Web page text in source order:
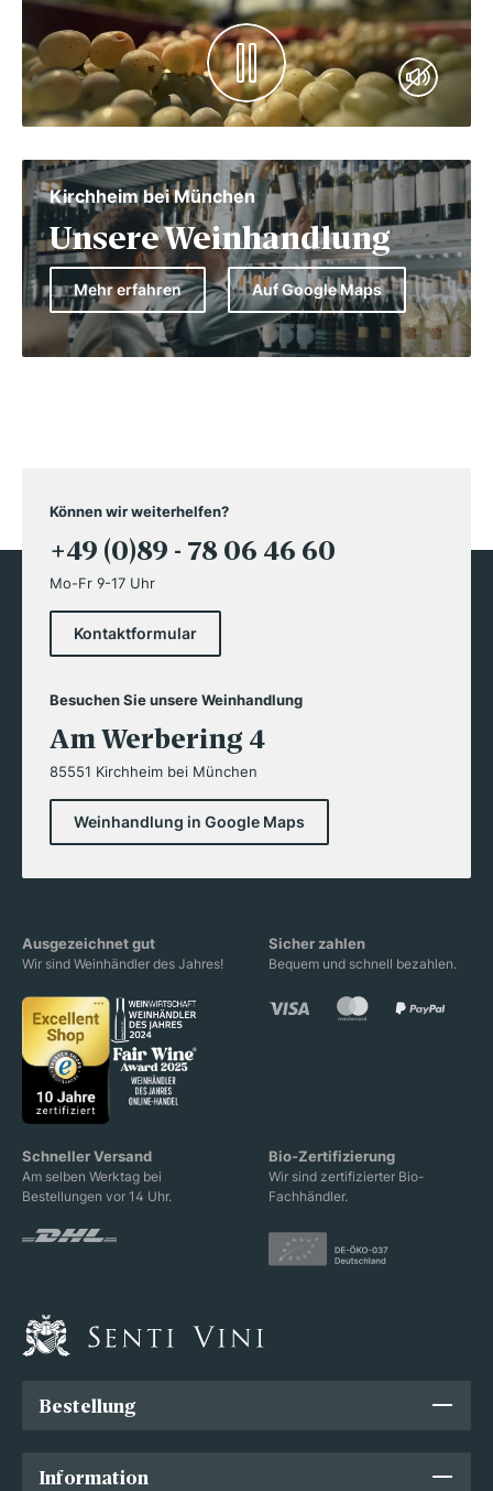
Kirchheim bei München
Unsere Weinhandlung
Mehr erfahren Auf Google Maps
Können wir weiterhelfen?
+49 (0)89 - 78 06 46 60
Mo-Fr 9-17 Uhr
Kontaktformular
Besuchen Sie unsere Weinhandlung
Am Werbering 4
85551 Kirchheim bei München
Weinhandlung in Google Maps
Ausgezeichnet gut
Wir sind Weinhändler des Jahres!
Sicher zahlen
Bequem und schnell bezahlen.
Schneller Versand
Am selben Werktag bei
Bestellungen vor 14 Uhr.
Bio-Zertifizierung
Wir sind zertifizierter Bio-
Fachhändler.
Bestellung
Information